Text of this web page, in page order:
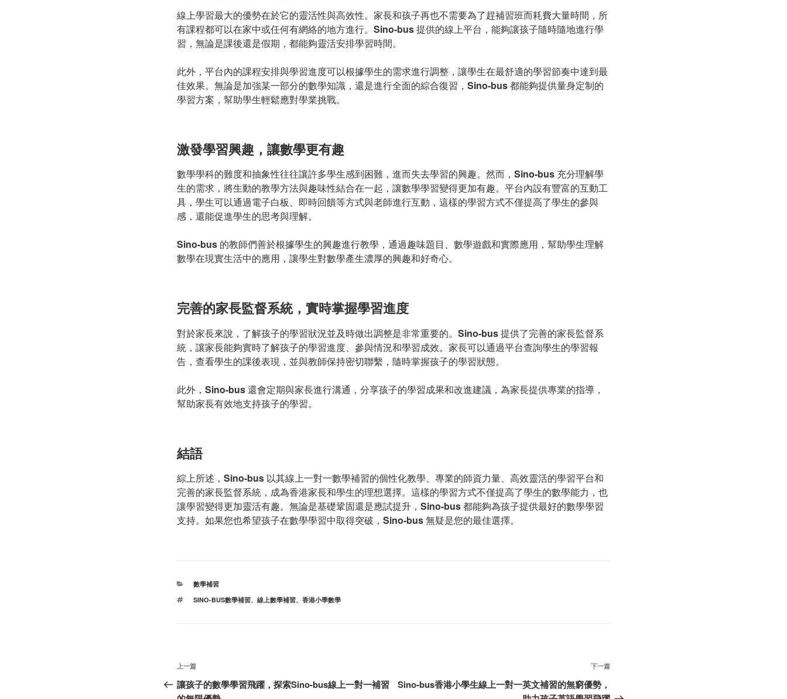
線上學習最大的優勢在於它的靈活性與高效性。家長和孩子再也不需要為了趕補習班而耗費大量時間，所
有課程都可以在家中或任何有網絡的地方進行。 Sino-bus提供的線上平台，能夠讓孩子隨時隨地進行學
習，無論是課後還是假期，都能夠靈活安排學習時間。
此外，平台內的課程安排與學習進度可以根據學生的需求進行調整，讓學生在最舒適的學習節奏中達到最
佳效果。無論是加強某一部分的數學知識，還是進行全面的綜合復習， Sino-bus都能夠提供量身定制的
學習方案，幫助學生輕鬆應對學業挑戰。
激發學習興趣，讓數學更有趣
數學學科的難度和抽象性往往讓許多學生感到困難，進而失去學習的興趣。然而， Sino-bus 充分理解學
生的需求，將生動的教學方法與趣味性結合在一起，讓數學學習變得更加有趣。平台內設有豐富的互動工
具，學生可以通過電子白板、即時回饋等方式與老師進行互動，這樣的學習方式不僅提高了學生的參與
感，還能促進學生的思考與理解。
Sino-bus 的教師們善於根據學生的興趣進行教學，通過趣味題目、數學遊戲和實際應用，幫助學生理解
數學在現實生活中的應用，讓學生對數學產生濃厚的興趣和好奇心。
完善的家長監督系統，實時掌握學習進度
對於家長來說，了解孩子的學習狀況並及時做出調整是非常重要的。 Sino-bus提供了完善的家長監督系
統，讓家長能夠實時了解孩子的學習進度、參與情況和學習成效。家長可以通過平台查詢學生的學習報
告，查看學生的課後表現，並與教師保持密切聯繫，隨時掌握孩子的學習狀態。
此外， Sino-bus還會定期與家長進行溝通，分享孩子的學習成果和改進建議，為家長提供專業的指導，
幫助家長有效地支持孩子的學習。
結語
綜上所述， Sino-bus 以其線上一對一數學補習的個性化教學、專業的師資力量、高效靈活的學習平台和
完善的家長監督系統，成為香港家長和學生的理想選擇。這樣的學習方式不僅提高了學生的數學能力，也
讓學習變得更加靈活有趣。無論是基礎鞏固還是應試提升， Sino-bus都能夠為孩子提供最好的數學學習
支持。如果您也希望孩子在數學學習中取得突破， Sino-bus無疑是您的最佳選擇。
分
數學補習
标
SINO-BUS數學補習、 線上數學補習、 香港小學數學
文
章
上
一
篇
上一篇
讓孩子的數學學習飛躍，探索Sino-bus線上一對一補習
下
篇
下一篇
Sino-bus香港小學生線上一對一英文補習的無窮優勢，